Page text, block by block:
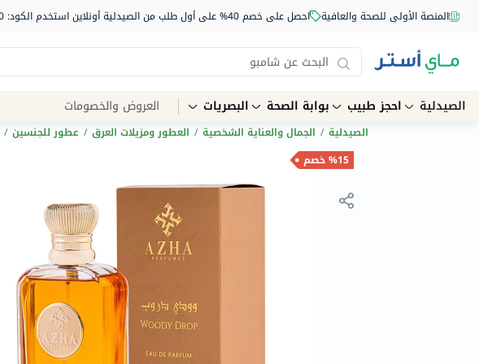
المنصة الأولى للصحة والعافية احصل على خصم 40% على أول طلب من الصيدلية أونلاين استخدم الكود: NEW40
الصيدلية احجز طبيب بوابة الصحة البصريات العروض والخصومات
الصيدلية / الجمال والعناية الشخصية / العطور ومزيلات العرق / عطور للجنسين /
%15 خصم